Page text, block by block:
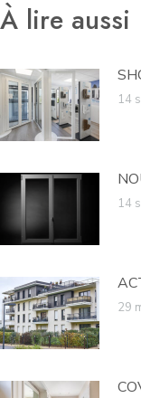
À lire aussi
14
14
29